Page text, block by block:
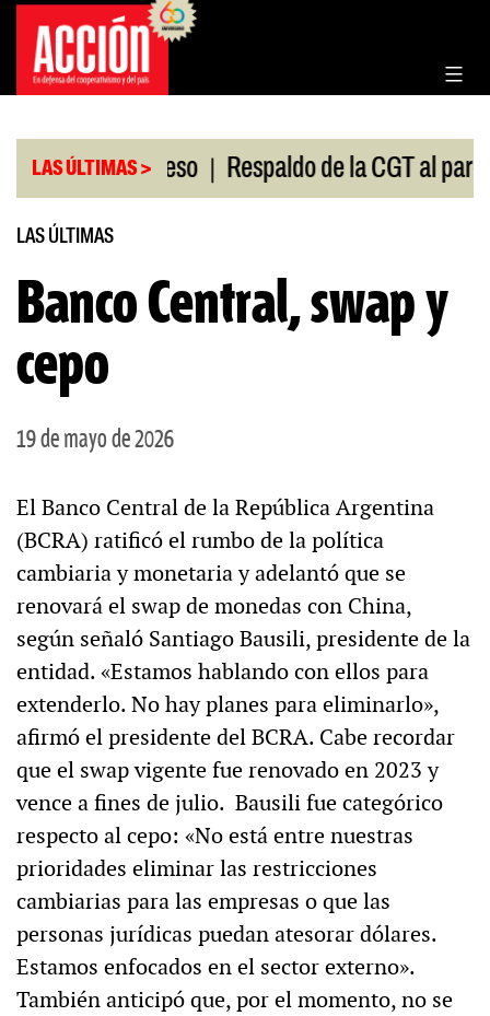
Saltar
contenido
LAS ÚLTIMAS >
en el Congreso | Respaldo de la CGT al paro
LAS ÚLTIMAS
Banco Central, swap y
cepo
19 de mayo de 2026
El Banco Central de la República Argentina
(BCRA) ratificó el rumbo de la política
cambiaria y monetaria y adelantó que se
renovará el swap de monedas con China,
según señaló Santiago Bausili, presidente de la
entidad. «Estamos hablando con ellos para
extenderlo. No hay planes para eliminarlo»,
afirmó el presidente del BCRA. Cabe recordar
que el swap vigente fue renovado en 2023 y
vence a fines de julio. Bausili fue categórico
respecto al cepo: «No está entre nuestras
prioridades eliminar las restricciones
cambiarias para las empresas o que las
personas jurídicas puedan atesorar dólares.
Estamos enfocados en el sector externo».
También anticipó que, por el momento, no se